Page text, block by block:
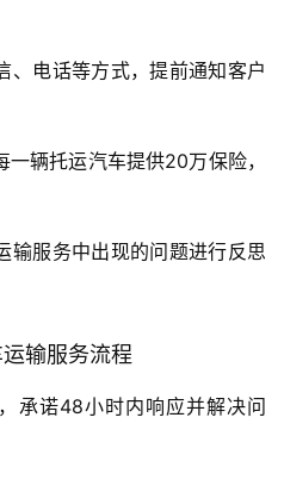
、电话等方式，提前通知客户
辆托运汽车提供20万保险，
输服务中出现的问题进行反思
输服务流程
承诺48小时内响应并解决问